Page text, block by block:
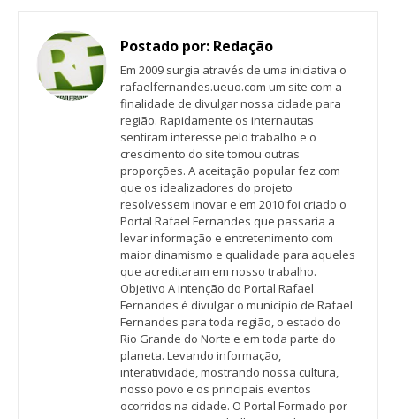
Postado por: Redação
Em 2009 surgia através de uma iniciativa o
rafaelfernandes.ueuo.com um site com a
finalidade de divulgar nossa cidade para
região. Rapidamente os internautas
sentiram interesse pelo trabalho e o
crescimento do site tomou outras
proporções. A aceitação popular fez com
que os idealizadores do projeto
resolvessem inovar e em 2010 foi criado o
Portal Rafael Fernandes que passaria a
levar informação e entretenimento com
maior dinamismo e qualidade para aqueles
que acreditaram em nosso trabalho.
Objetivo A intenção do Portal Rafael
Fernandes é divulgar o município de Rafael
Fernandes para toda região, o estado do
Rio Grande do Norte e em toda parte do
planeta. Levando informação,
interatividade, mostrando nossa cultura,
nosso povo e os principais eventos
ocorridos na cidade. O Portal Formado por